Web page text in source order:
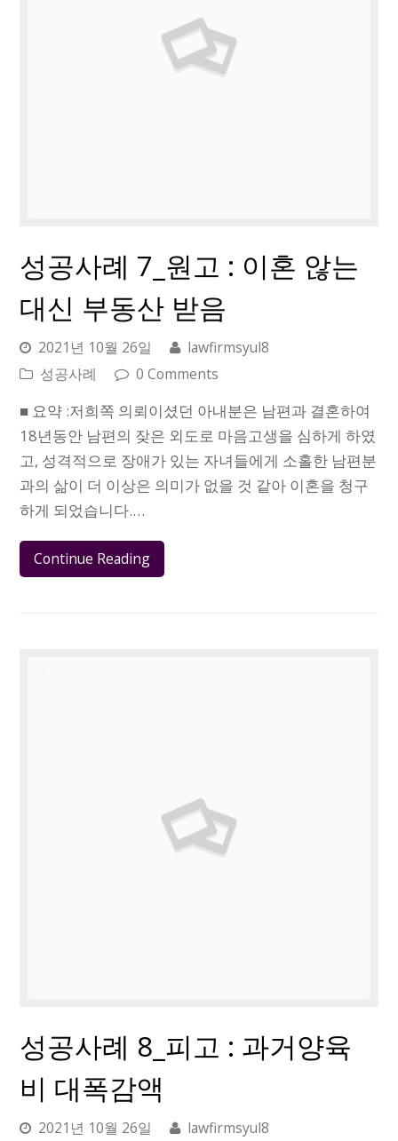
성공사례 7_원고 : 이혼 않는
대신 부동산 받음
2021년 10월 26일
lawfirmsyul8
성공사례
0 Comments
■ 요약 :저희쪽 의뢰이셨던 아내분은 남편과 결혼하여
18년동안 남편의 잦은 외도로 마음고생을 심하게 하였
고, 성격적으로 장애가 있는 자녀들에게 소홀한 남편분
과의 삶이 더 이상은 의미가 없을 것 같아 이혼을 청구
하게 되었습니다.…
Continue Reading
성공사례 8_피고 : 과거양육
비 대폭감액
2021년 10월 26일
lawfirmsyul8